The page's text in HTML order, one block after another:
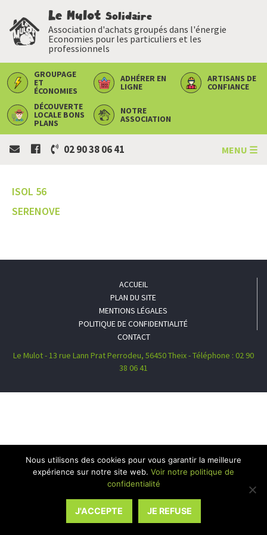
Le Mulot Solidaire
Association d'achats groupés dans l'énergie
Economies pour les particuliers et les
professionnels
GROUPAGE
ET
ÉCONOMIES
ADHÉRER EN
LIGNE
ARTISANS DE
CONFIANCE
DÉCOUVERTE
LOCALE BONS
PLANS
NOTRE
ASSOCIATION
02 90 38 06 41 MENU ☰
ISOL 56
SERENOVE
ACCUEIL
PLAN DU SITE
MENTIONS LÉGALES
POLITIQUE DE CONFIDENTIALITÉ
CONTACT
Le Mulot - 13 rue Lann Prat Perrodeu, 56450 Theix - Téléphone : 02 90
38 06 41
Nous utilisons des cookies pour vous garantir la meilleure
expérience sur notre site web. Voir notre politique de
confidentialité
J'ACCEPTE JE REFUSE